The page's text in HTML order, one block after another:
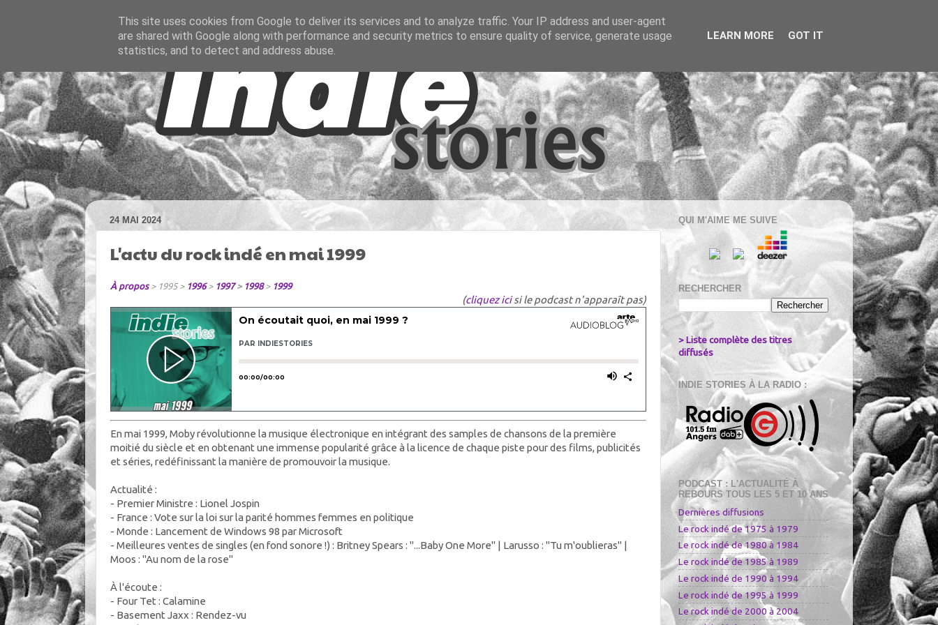
24 MAI 2024
L'actu du rock indé en mai 1999
À propos> 1995 > 1996 > 1997> 1998> 1999
(cliquez icisi le podcast n'apparaît pas)
En mai 1999, Moby révolutionne la musique électronique en intégrant des samples de chansons de la première
moitié du siècle et en obtenant une immense popularité grâce à la licence de chaque piste pour des films, publicités
et séries, redéfinissant la manière de promouvoir la musique.
Actualité :
- Premier Ministre : Lionel Jospin
- France : Vote sur la loi sur la parité hommes femmes en politique
- Monde : Lancement de Windows 98 par Microsoft
- Meilleures ventes de singles (en fond sonore !) : Britney Spears : "...Baby One More" | Larusso : "Tu m'oublieras" |
Moos : "Au nom de la rose"
À l'écoute :
- Four Tet : Calamine
- Basement Jaxx : Rendez-vu
QUI M'AIME ME SUIVE
RECHERCHER
> Liste complète des titres
diffusés
INDIE STORIES À LA RADIO :
PODCAST : L'ACTUALITÉ À
REBOURS TOUS LES 5 ET 10 ANS
Dernières diffusions
Le rock indé de 1975 à 1979
Le rock indé de 1980 à 1984
Le rock indé de 1985 à 1989
Le rock indé de 1990 à 1994
Le rock indé de 1995 à 1999
Le rock indé de 2000 à 2004
This site uses cookies from Google to deliver its services and to analyze traffic. Your IP address and user-agent
are shared with Google along with performance and security metrics to ensure quality of service, generate usage
statistics, and to detect and address abuse.
LEARN MORE GOT IT